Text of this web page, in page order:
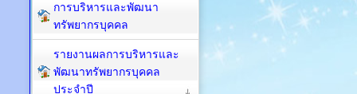
การบริหารและพัฒนา
ทรัพยากรบุคคล
รายงานผลการบริหารและ
พัฒนาทรัพยากรบุคคล
ประจำปี